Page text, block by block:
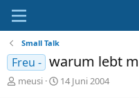
Small Talk
Freu - warum lebt
E
meusi
E14 Juni 2004